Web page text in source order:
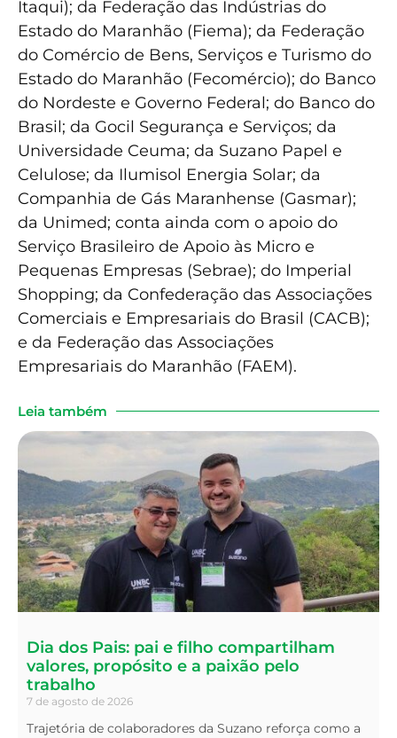
Itaqui); da Federação das Indústrias do
Estado do Maranhão (Fiema); da Federação
do Comércio de Bens, Serviços e Turismo do
Estado do Maranhão (Fecomércio); do Banco
do Nordeste e Governo Federal; do Banco do
Brasil; da Gocil Segurança e Serviços; da
Universidade Ceuma; da Suzano Papel e
Celulose; da Ilumisol Energia Solar; da
Companhia de Gás Maranhense (Gasmar);
da Unimed; conta ainda com o apoio do
Serviço Brasileiro de Apoio às Micro e
Pequenas Empresas (Sebrae); do Imperial
Shopping; da Confederação das Associações
Comerciais e Empresariais do Brasil (CACB);
e da Federação das Associações
Empresariais do Maranhão (FAEM).
Leia também
Dia dos Pais: pai e filho compartilham
valores, propósito e a paixão pelo
trabalho
7 de agosto de 2026
Trajetória de colaboradores da Suzano reforça como a